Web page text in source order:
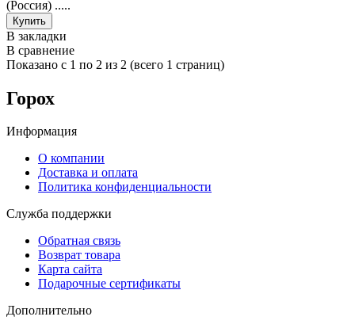
(Россия) .....
Купить
В закладки
В сравнение
Показано с 1 по 2 из 2 (всего 1 страниц)
Горох
Информация
О компании
Доставка и оплата
Политика конфиденциальности
Служба поддержки
Обратная связь
Возврат товара
Карта сайта
Подарочные сертификаты
Дополнительно